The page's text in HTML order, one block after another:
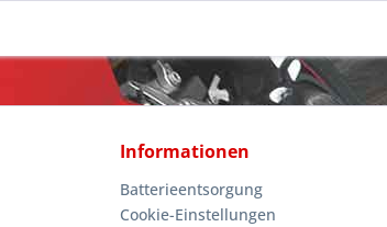
Informationen
Batterieentsorgung
Cookie-Einstellungen